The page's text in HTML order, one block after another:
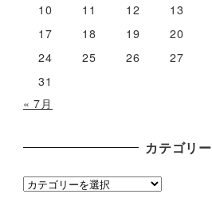
10
11 12 13
17
18 19 20
24
25 26 27
31
« 7月
カテゴリー
カ